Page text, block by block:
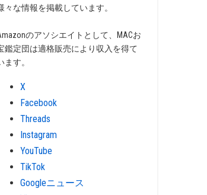
々な情報を掲載しています。
のアソシエイトとして、MACお
鑑定団は適格販売により収入を得て
ます。
X
Facebook
Threads
Instagram
YouTube
TikTok
Googleニュース